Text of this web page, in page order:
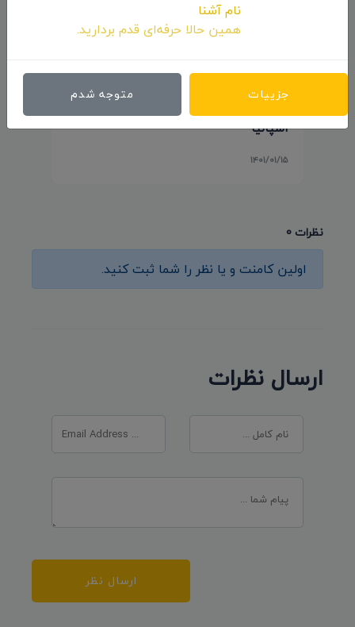
حضور انیمیشن کوتاه «پوتین» سید محسن
پورمحسنی شکیب در جشنواره «Animayo»
اسپانیا
۱۴۰۱/۰۱/۱۵
نظرات 0
اولین کامنت و یا نظر را شما ثبت کنید.
ارسال نظرات
ارسال نظر
نام آشنا
همین حالا حرفه‌ای قدم بردارید.
جزییات متوجه شدم